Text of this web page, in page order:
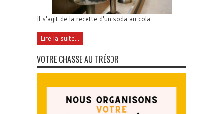
Il s'agit de la recette d'un soda au cola
Lire la suite...
VOTRE CHASSE AU TRÉSOR